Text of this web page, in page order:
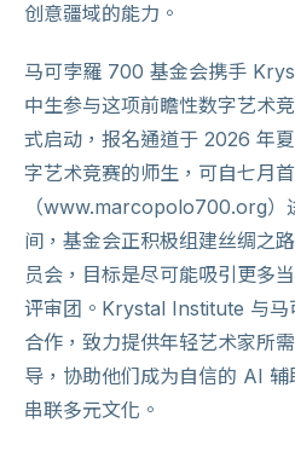
创意疆域的能力。
马可孛羅 700 基金会携手
中生参与这项前瞻性数字艺术
式启动，报名通道于 2026 年
字艺术竞赛的师生，可自七月
（www.marcopolo700.org）
间，基金会正积极组建丝绸之
员会，目标是尽可能吸引更多
评审团。Krystal Institute 与
合作，致力提供年轻艺术家所
导，协助他们成为自信的 AI
串联多元文化。